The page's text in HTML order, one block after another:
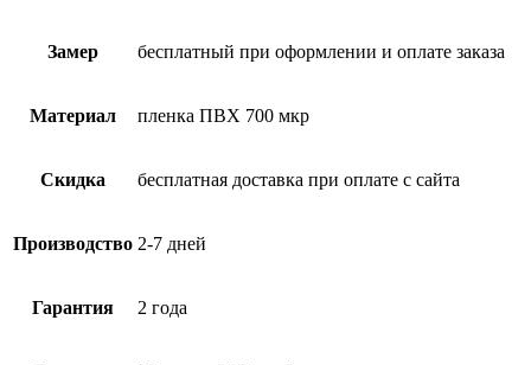
Замер бесплатный при оформлении и оплате заказа
Материал пленка ПВХ 700 мкр
Скидка бесплатная доставка при оплате с сайта
Производство 2-7 дней
Гарантия 2 года